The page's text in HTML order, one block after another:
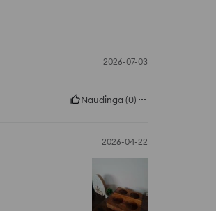
2026-07-03
Naudinga (0)
2026-04-22